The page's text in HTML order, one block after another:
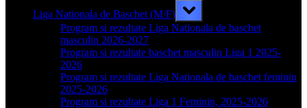
Liga Nationala de Baschet (M/F)
Toggle
sub-
menu
Program si rezultate Liga Nationala de baschet
masculin 2026-2027
Program si rezultate baschet masculin Liga 1 2025-
2026
Program si rezultate Liga Nationala de baschet feminin
2025-2026
Program si rezultate Liga 1 Feminin, 2025-2026